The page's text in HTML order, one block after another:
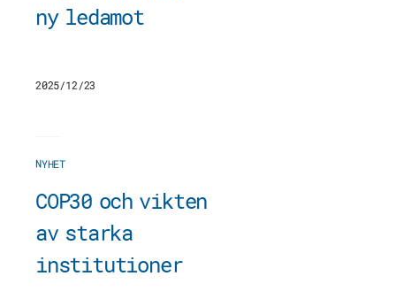
ny ledamot
2025/12/23
NYHET
COP30 och vikten
av starka
institutioner